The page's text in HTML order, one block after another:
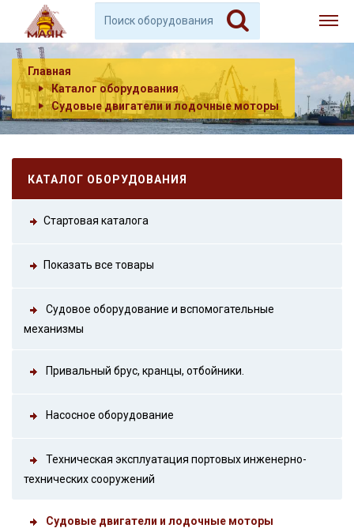
Главная
Каталог оборудования
Судовые двигатели и лодочные моторы
КАТАЛОГ ОБОРУДОВАНИЯ
Стартовая каталога
Показать все товары
Судовое оборудование и вспомогательные
механизмы
Привальный брус, кранцы, отбойники.
Насосное оборудование
Техническая эксплуатация портовых инженерно-
технических сооружений
Судовые двигатели и лодочные моторы